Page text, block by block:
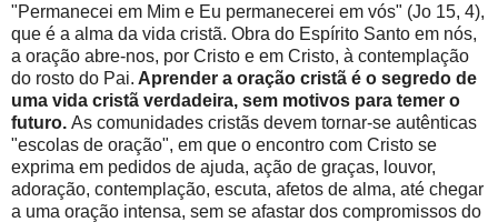
"Permanecei em Mim e Eu permanecerei em vós" (Jo 15, 4),
que é a alma da vida cristã. Obra do Espírito Santo em nós,
a oração abre-nos, por Cristo e em Cristo, à contemplação
do rosto do Pai. Aprender a oração cristã é o segredo de
uma vida cristã verdadeira, sem motivos para temer o
futuro. As comunidades cristãs devem tornar-se autênticas
"escolas de oração", em que o encontro com Cristo se
exprima em pedidos de ajuda, ação de graças, louvor,
adoração, contemplação, escuta, afetos de alma, até chegar
a uma oração intensa, sem se afastar dos compromissos do